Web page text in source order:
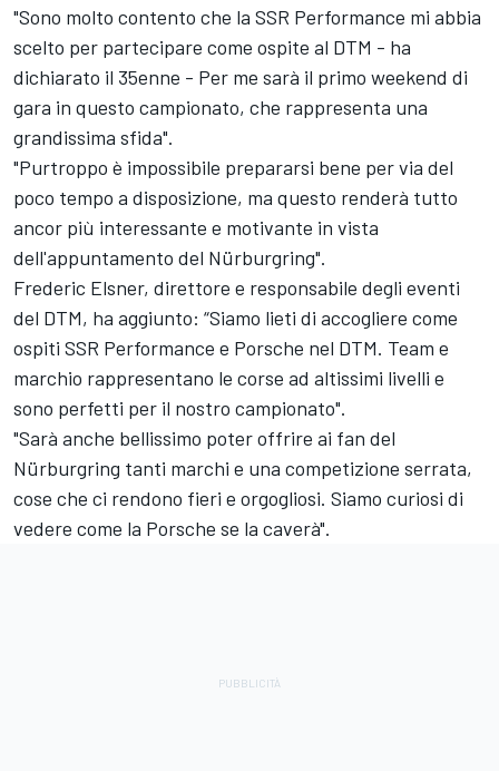
"Sono molto contento che la SSR Performance mi abbia
scelto per partecipare come ospite al DTM - ha
dichiarato il 35enne - Per me sarà il primo weekend di
gara in questo campionato, che rappresenta una
grandissima sfida".
"Purtroppo è impossibile prepararsi bene per via del
poco tempo a disposizione, ma questo renderà tutto
ancor più interessante e motivante in vista
dell'appuntamento del Nürburgring".
Frederic Elsner, direttore e responsabile degli eventi
del DTM, ha aggiunto: “Siamo lieti di accogliere come
ospiti SSR Performance e Porsche nel DTM. Team e
marchio rappresentano le corse ad altissimi livelli e
sono perfetti per il nostro campionato".
"Sarà anche bellissimo poter offrire ai fan del
Nürburgring tanti marchi e una competizione serrata,
cose che ci rendono fieri e orgogliosi. Siamo curiosi di
vedere come la Porsche se la caverà".